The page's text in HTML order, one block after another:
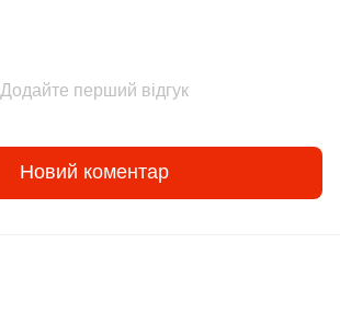
Додайте перший відгук
Новий коментар